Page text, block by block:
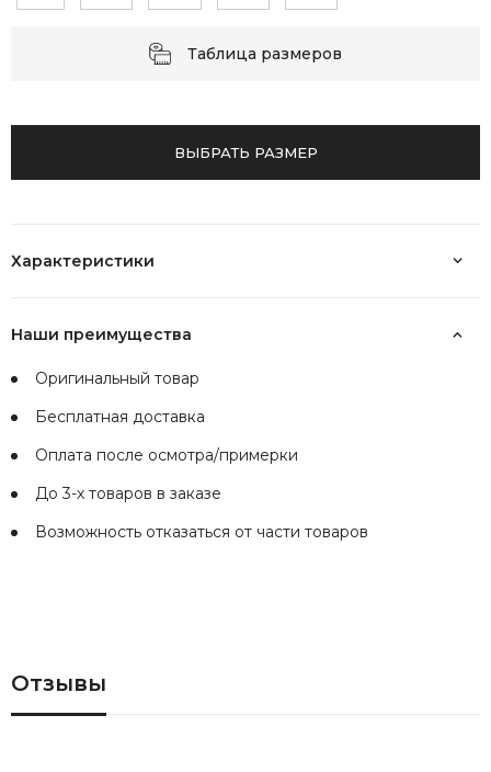
Таблица размеров
ВЫБРАТЬ РАЗМЕР
Характеристики
Наши преимущества
Оригинальный товар
Бесплатная доставка
Оплата после осмотра/примерки
До 3-х товаров в заказе
Возможность отказаться от части товаров
Отзывы